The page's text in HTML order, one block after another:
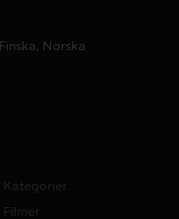
Finska Norska
Kategorier
Filmer